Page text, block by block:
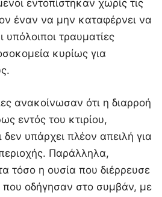
εντοπίστηκαν χωρίς τις
έναν να μην καταφέρνει να
τραυματίες
κυρίως για
ανακοίνωσαν ότι η διαρροή
εντός του κτιρίου,
δεν υπάρχει πλέον απειλή για
Παράλληλα,
τόσο η ουσία που διέρρευσε
που οδήγησαν στο συμβάν, με